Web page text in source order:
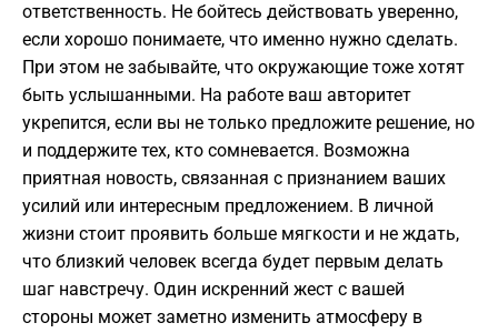
ответственность. Не бойтесь действовать уверенно,
если хорошо понимаете, что именно нужно сделать.
При этом не забывайте, что окружающие тоже хотят
быть услышанными. На работе ваш авторитет
укрепится, если вы не только предложите решение, но
и поддержите тех, кто сомневается. Возможна
приятная новость, связанная с признанием ваших
усилий или интересным предложением. В личной
жизни стоит проявить больше мягкости и не ждать,
что близкий человек всегда будет первым делать
шаг навстречу. Один искренний жест с вашей
стороны может заметно изменить атмосферу в